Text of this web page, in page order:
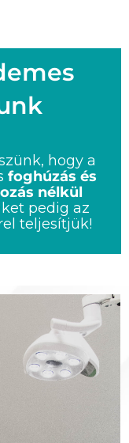
hogy a
foghúzás és
nélkül
pedig az
teljesítjük!